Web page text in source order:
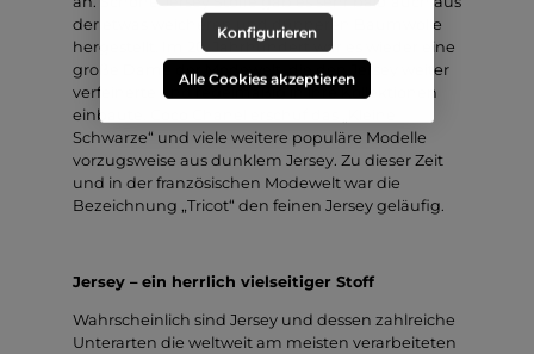
der etwas weicheren und dünneren Baumwolle
hergestellt. Im 20. Jahrhundert war es wieder eine
große Dame der Modewelt, die den Jersey weiter
verfeinerte und regelmäßig in ihre Kollektionen
einbaute. Coco Chanel erschuf das „Kleine
Schwarze“ und viele weitere populäre Modelle
vorzugsweise aus dunklem Jersey. Zu dieser Zeit
und in der französischen Modewelt war die
Bezeichnung „Tricot“ den feinen Jersey geläufig.
Jersey – ein herrlich vielseitiger Stoff
Wahrscheinlich sind Jersey und dessen zahlreiche
Unterarten die weltweit am meisten verarbeiteten
Konfigurieren
Alle Cookies akzeptieren